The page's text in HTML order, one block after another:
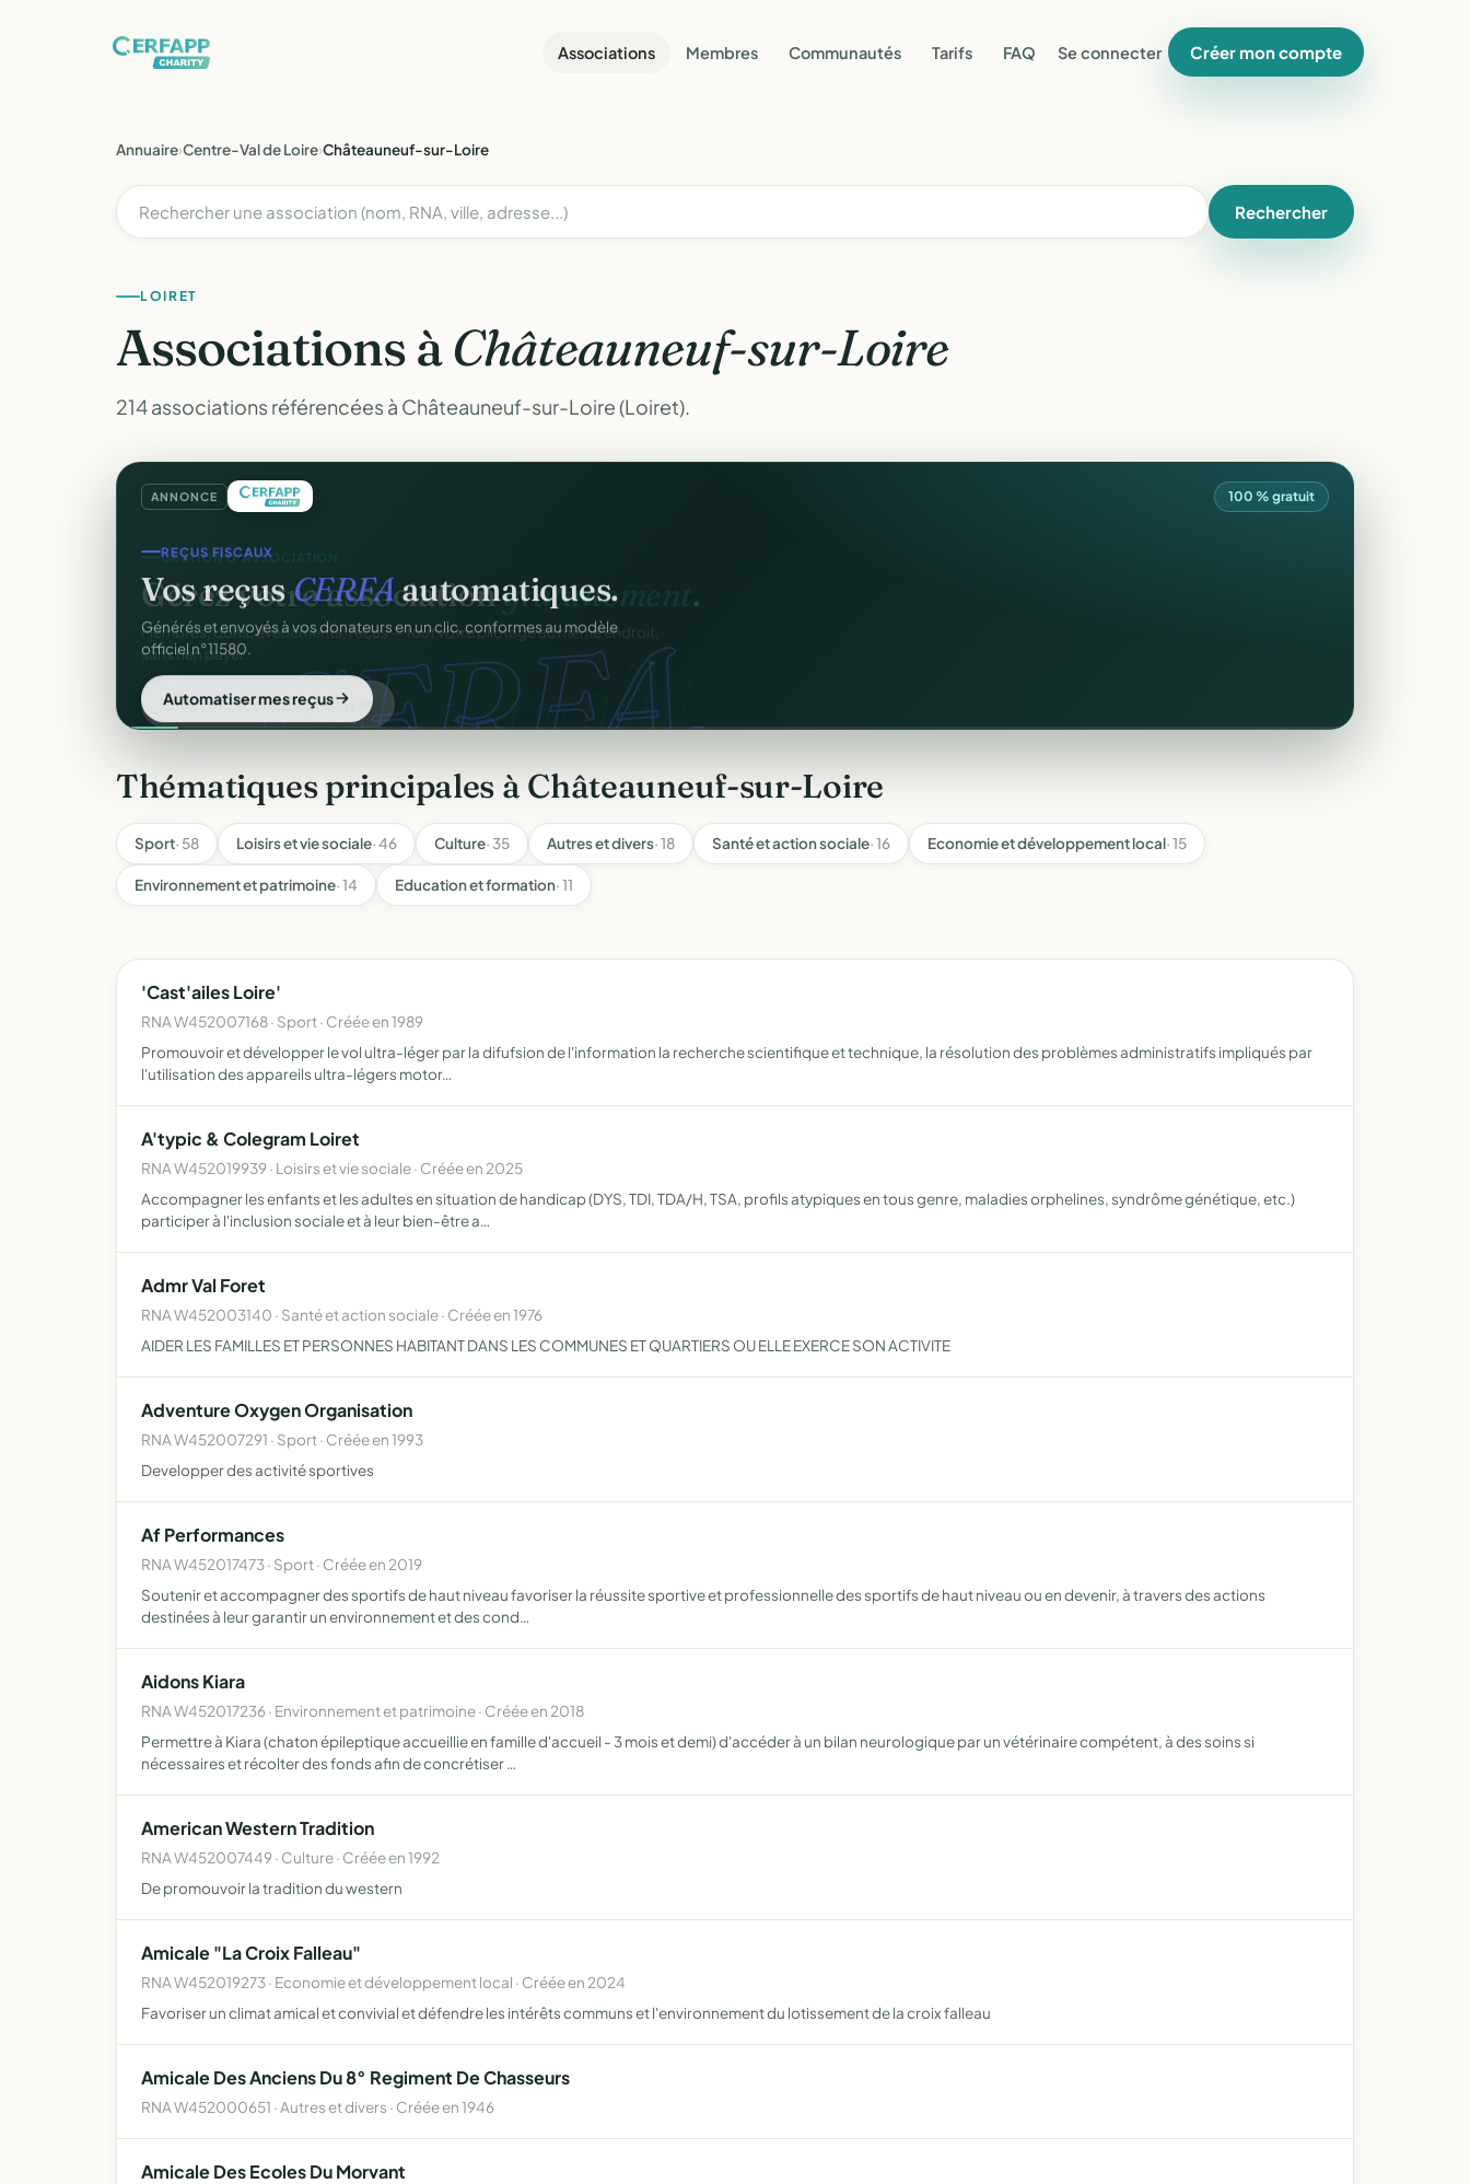
Associations Membres Communautés Tarifs FAQ Se connecter Créer mon compte
Annuaire›Centre-Val de Loire›Châteauneuf-sur-Loire
Rechercher
LOIRET
Associations àChâteauneuf-sur-Loire
214 associations référencées à Châteauneuf-sur-Loire (Loiret).
ANNONCE 100 % gratuit
CERFA.
REÇUS FISCAUX
Vos reçusCERFAautomatiques.
Générés et envoyés à vos donateurs en un clic, conformes au modèle
officiel n°11580.
Automatiser mes reçus
Thématiques principales à Châteauneuf-sur-Loire
Sport· 58 Loisirs et vie sociale· 46 Culture· 35 Autres et divers· 18 Santé et action sociale· 16 Economie et développement local· 15
Environnement et patrimoine· 14 Education et formation· 11
'Cast'ailes Loire'
RNA W452007168 · Sport · Créée en 1989
Promouvoir et développer le vol ultra-léger par la difufsion de l'information la recherche scientifique et technique, la résolution des problèmes administratifs impliqués par
l'utilisation des appareils ultra-légers motor…
A'typic & Colegram Loiret
RNA W452019939 · Loisirs et vie sociale · Créée en 2025
Accompagner les enfants et les adultes en situation de handicap (DYS, TDI, TDA/H, TSA, profils atypiques en tous genre, maladies orphelines, syndrôme génétique, etc.)
participer à l'inclusion sociale et à leur bien-être a…
Admr Val Foret
RNA W452003140 · Santé et action sociale · Créée en 1976
AIDER LES FAMILLES ET PERSONNES HABITANT DANS LES COMMUNES ET QUARTIERS OU ELLE EXERCE SON ACTIVITE
Adventure Oxygen Organisation
RNA W452007291 · Sport · Créée en 1993
Developper des activité sportives
Af Performances
RNA W452017473 · Sport · Créée en 2019
Soutenir et accompagner des sportifs de haut niveau favoriser la réussite sportive et professionnelle des sportifs de haut niveau ou en devenir, à travers des actions
destinées à leur garantir un environnement et des cond…
Aidons Kiara
RNA W452017236 · Environnement et patrimoine · Créée en 2018
Permettre à Kiara (chaton épileptique accueillie en famille d'accueil - 3 mois et demi) d'accéder à un bilan neurologique par un vétérinaire compétent, à des soins si
nécessaires et récolter des fonds afin de concrétiser …
American Western Tradition
RNA W452007449 · Culture · Créée en 1992
De promouvoir la tradition du western
Amicale "La Croix Falleau"
RNA W452019273 · Economie et développement local · Créée en 2024
Favoriser un climat amical et convivial et défendre les intérêts communs et l'environnement du lotissement de la croix falleau
Amicale Des Anciens Du 8° Regiment De Chasseurs
RNA W452000651 · Autres et divers · Créée en 1946
Amicale Des Ecoles Du Morvant